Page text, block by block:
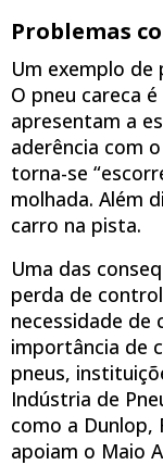
Problemas
Um exemplo de
O pneu careca
apresentam a
aderência com
torna-se
molhada. Além
carro na pista.
Uma das
perda de
necessidade de
importância de
pneus,
Indústria de
como a Dunlop,
apoiam o Maio